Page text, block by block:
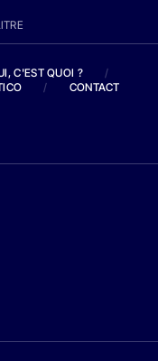
C'EST QUOI ?
/
/ CONTACT